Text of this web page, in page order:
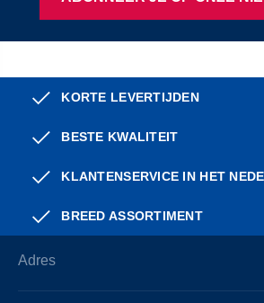
KORTE LEVERTIJDEN
BESTE KWALITEIT
KLANTENSERVICE IN HET
BREED ASSORTIMENT
Adres